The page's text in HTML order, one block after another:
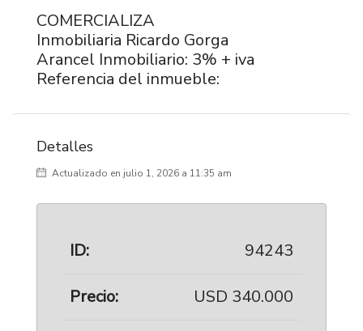
COMERCIALIZA
Inmobiliaria Ricardo Gorga
Arancel Inmobiliario: 3% + iva
Referencia del inmueble:
Detalles
Actualizado en julio 1, 2026 a 11:35 am
ID: 94243
Precio: USD 340.000